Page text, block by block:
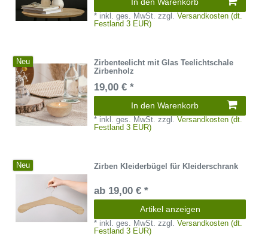
* inkl. ges. MwSt. zzgl.Versandkosten (dt.
Festland 3 EUR)
Neu
Zirbenteelicht mit Glas Teelichtschale
Zirbenholz
19,00 € *
In den Warenkorb
* inkl. ges. MwSt. zzgl.Versandkosten (dt.
Festland 3 EUR)
Neu Zirben Kleiderbügel für Kleiderschrank
ab 19,00 € *
Artikel anzeigen
* inkl. ges. MwSt. zzgl.Versandkosten (dt.
Festland 3 EUR)